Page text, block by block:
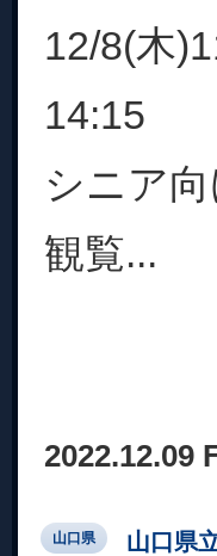
12/8(木
14:15
シニア
観覧...
2022.12.09
山口県 山口県